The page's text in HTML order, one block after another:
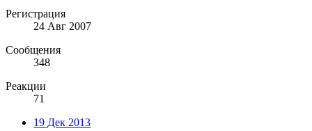
Регистрация
24 Авг 2007
Сообщения
348
Реакции
71
19 Дек 2013